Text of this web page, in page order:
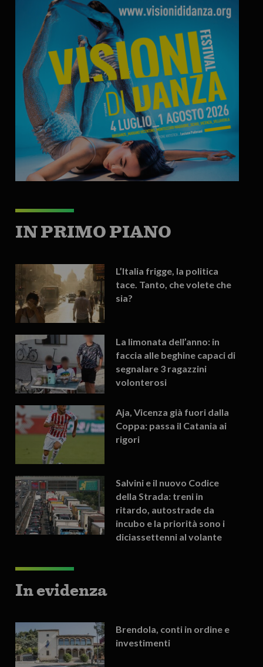
IN PRIMO PIANO
L’Italia frigge, la politica
tace. Tanto, che volete che
sia?
La limonata dell’anno: in
faccia alle beghine capaci di
segnalare 3 ragazzini
volonterosi
Aja, Vicenza già fuori dalla
Coppa: passa il Catania ai
rigori
Salvini e il nuovo Codice
della Strada: treni in
ritardo, autostrade da
incubo e la priorità sono i
diciassettenni al volante
In evidenza
Brendola, conti in ordine e
investimenti